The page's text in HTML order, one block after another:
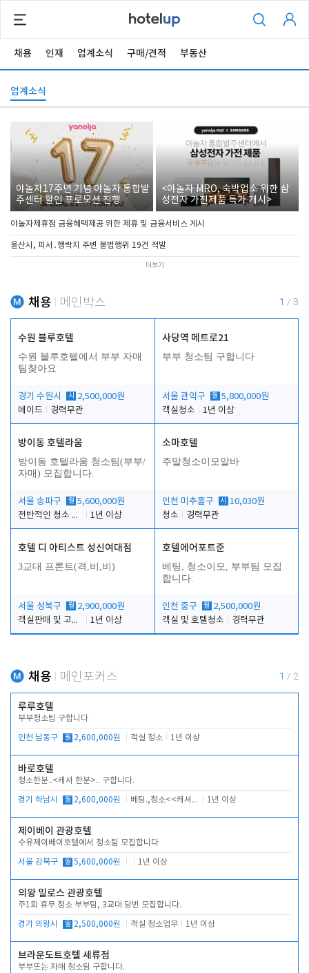
채용 인재 업계소식 구매/견적 부동산
업계소식
야놀자17주년 기념 야놀자 통합발
주센터 할인 프로모션 진행
<야놀자 MRO, 숙박업소 위한 삼
성전자 가전제품 특가 개시>
야놀자제휴점 금융혜택제공 위한 제휴 및 금융서비스 게시
울산시, 피서․행락지 주변 불법행위 19건 적발
더보기
채용 메인박스 1 / 3
수원 블루호텔
수원 블루호텔에서 부부 자매
팀찾아요
경기 수원시 시
2,500,000원
메이드
경력무관
사당역 메트로21
부부 청소팀 구합니다
서울 관악구 월 5,800,000원
객실청소
1년 이상
방이동 호텔라움
방이동 호텔라움 청소팀(부부/
자매) 모집합니다.
서울 송파구 월 5,600,000원
전반적인 청소 업무(객실청소.객실정리)
1년 이상
소마호텔
주말청소이모알바
인천 미추홀구 시
10,030원
청소
경력무관
호텔 디 아티스트 성신여대점
3교대 프론트(격,비,비)
서울 성북구 월 2,900,000원
객실판매 및 고객응대
1년 이상
호텔에어포트준
베팅, 청소이모, 부부팀 모집
합니다.
인천 중구 월 2,500,000원
객실 및 호텔청소
경력무관
채용 메인포커스 1 / 2
루루호텔
부부청소팀 구합니다
인천 남동구 월 2,600,000원 객실 청소 1년 이상
바로호텔
청소한분..<캐셔 한분>.. 구합니다.
경기 하남시 월 2,600,000원 베팅.,청소<<캐셔 모셔봅니다. 1년 이상
제이베이 관광호텔
수유제이베이호텔에서 청소팀 모집합니다
서울 강북구 월 5,600,000원 1년 이상
의왕 밀로스 관광호텔
주1회 휴무 청소 부부팀, 3교대 당번 모집합니다.
경기 의왕시 월 2,500,000원 객실 청소업무 1년 이상
브라운도트호텔 세류점
부부또는 자매 청소팀 구합니다.